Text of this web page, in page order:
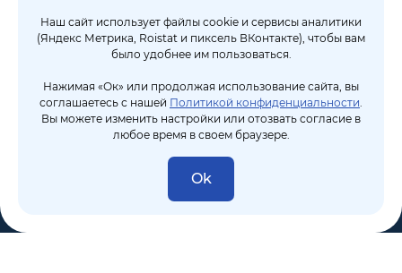
Наш сайт использует файлы cookie и сервисы аналитики
(Яндекс Метрика, Roistat и пиксель ВКонтакте), чтобы вам
было удобнее им пользоваться.
Нажимая «Ок» или продолжая использование сайта, вы
соглашаетесь с нашей Политикой конфиденциальности.
Вы можете изменить настройки или отозвать согласие в
любое время в своем браузере.
Ok